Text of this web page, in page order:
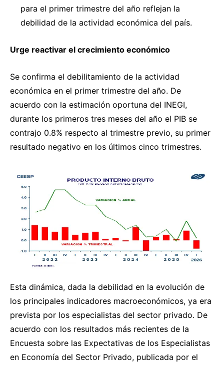
para el primer trimestre del año reflejan la
debilidad de la actividad económica del país.
Urge reactivar el crecimiento económico
Se confirma el debilitamiento de la actividad
económica en el primer trimestre del año. De
acuerdo con la estimación oportuna del INEGI,
durante los primeros tres meses del año el PIB se
contrajo 0.8% respecto al trimestre previo, su primer
resultado negativo en los últimos cinco trimestres.
Esta dinámica, dada la debilidad en la evolución de
los principales indicadores macroeconómicos, ya era
prevista por los especialistas del sector privado. De
acuerdo con los resultados más recientes de la
Encuesta sobre las Expectativas de los Especialistas
en Economía del Sector Privado, publicada por el